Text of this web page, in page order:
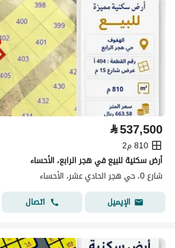
⃁537,500
810 م2
أرض سكنية للبيع في هجر الرابع، الأحساء
شارع 0، حي هجر الحادي عشر، الأحساء
الإيميل
اتصال